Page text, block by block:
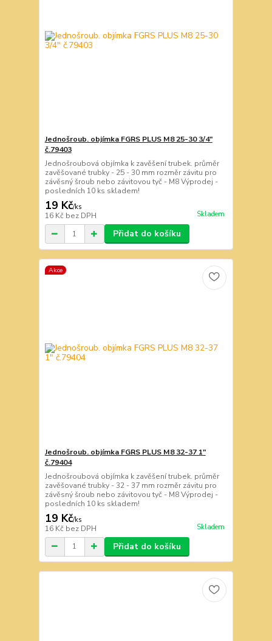
Jednošroub. objímka FGRS PLUS M8 25-30 3/4"
č.79403
Jednošroubová objímka k zavěšení trubek. průměr
zavěšované trubky - 25 - 30 mm rozměr závitu pro
závěsný šroub nebo závitovou tyč - M8 Výprodej -
posledních 10 ks skladem!
19 Kč/ks
16 Kč bez DPH Skladem
Přidat do košíku
Akce
Jednošroub. objímka FGRS PLUS M8 32-37 1"
č.79404
Jednošroubová objímka k zavěšení trubek. průměr
zavěšované trubky - 32 - 37 mm rozměr závitu pro
závěsný šroub nebo závitovou tyč - M8 Výprodej -
posledních 10 ks skladem!
19 Kč/ks
16 Kč bez DPH Skladem
Přidat do košíku